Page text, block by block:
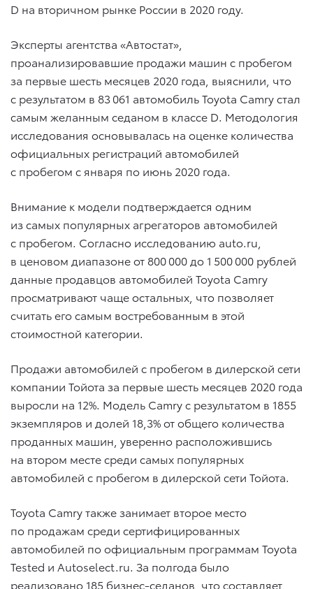
D на вторичном рынке России в 2020 году.
Эксперты агентства «Автостат»,
проанализировавшие продажи машин с пробегом
за первые шесть месяцев 2020 года, выяснили, что
с результатом в 83 061 автомобиль Toyota Camry стал
самым желанным седаном в классе D. Методология
исследования основывалась на оценке количества
официальных регистраций автомобилей
с пробегом с января по июнь 2020 года.
Внимание к модели подтверждается одним
из самых популярных агрегаторов автомобилей
с пробегом. Согласно исследованию auto.ru,
в ценовом диапазоне от 800 000 до 1 500 000 рублей
данные продавцов автомобилей Toyota Camry
просматривают чаще остальных, что позволяет
считать его самым востребованным в этой
стоимостной категории.
Продажи автомобилей с пробегом в дилерской сети
компании Тойота за первые шесть месяцев 2020 года
выросли на 12%. Модель Camry с результатом в 1855
экземпляров и долей 18,3% от общего количества
проданных машин, уверенно расположившись
на втором месте среди самых популярных
автомобилей с пробегом в дилерской сети Тойота.
Toyota Camry также занимает второе место
по продажам среди сертифицированных
автомобилей по официальным программам Toyota
Tested и Autoselect.ru. За полгода было
реализовано 185 бизнес-седанов, что составляет